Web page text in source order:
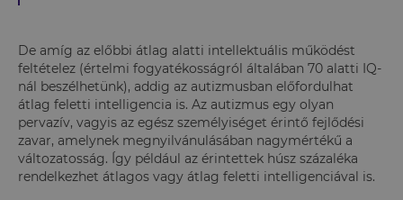
De amíg az előbbi átlag alatti intellektuális működést
feltételez (értelmi fogyatékosságról általában 70 alatti IQ-
nál beszélhetünk), addig az autizmusban előfordulhat
átlag feletti intelligencia is. Az autizmus egy olyan
pervazív, vagyis az egész személyiséget érintő fejlődési
zavar, amelynek megnyilvánulásában nagymértékű a
változatosság. Így például az érintettek húsz százaléka
rendelkezhet átlagos vagy átlag feletti intelligenciával is.